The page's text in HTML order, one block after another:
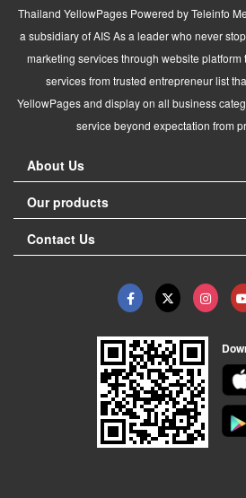
Thailand YellowPages Powered by Teleinfo
a subsidiary of AIS As a leader who never
marketing services through website
services from trusted entrepreneur list
YellowPages and display on all business
service beyond expectation from
About Us
Our products
Contact Us